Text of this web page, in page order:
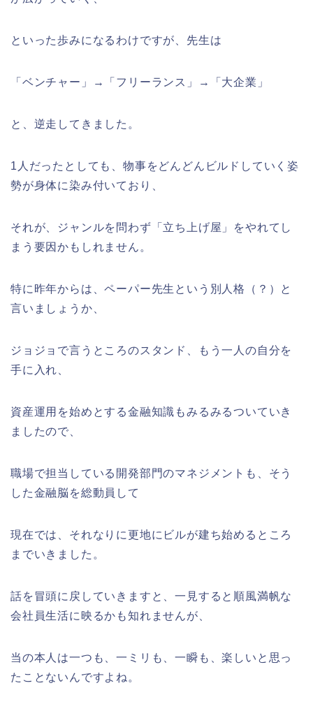
といった歩みになるわけですが、先生は
「ベンチャー」→「フリーランス」→「大企業」
と、逆走してきました。
1人だったとしても、物事をどんどんビルドしていく姿
勢が身体に染み付いており、
それが、ジャンルを問わず「立ち上げ屋」をやれてし
まう要因かもしれません。
特に昨年からは、ペーパー先生という別人格（？）と
言いましょうか、
ジョジョで言うところのスタンド、もう一人の自分を
手に入れ、
資産運用を始めとする金融知識もみるみるついていき
ましたので、
職場で担当している開発部門のマネジメントも、そう
した金融脳を総動員して
現在では、それなりに更地にビルが建ち始めるところ
までいきました。
話を冒頭に戻していきますと、一見すると順風満帆な
会社員生活に映るかも知れませんが、
当の本人は一つも、一ミリも、一瞬も、楽しいと思っ
たことないんですよね。